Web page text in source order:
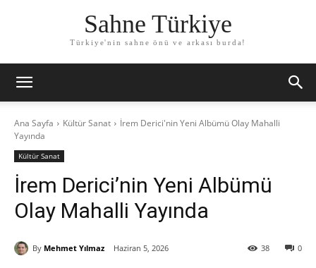
Sahne Türkiye
Türkiye'nin sahne önü ve arkası burda!
Ana Sayfa Kültür Sanat
İrem Derici'nin Yeni Albümü Olay Mahalli
Yayında
Kültür Sanat
İrem Derici’nin Yeni Albümü
Olay Mahalli Yayında
By Mehmet Yılmaz Haziran 5, 2026 0
38